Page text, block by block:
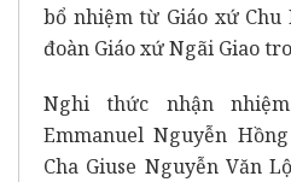
bổ nhiệm từ Giáo xứ
đoàn Giáo xứ Ngãi Giao
Nghi thức nhận
Emmanuel Nguyễn
Cha Giuse Nguyễn Văn